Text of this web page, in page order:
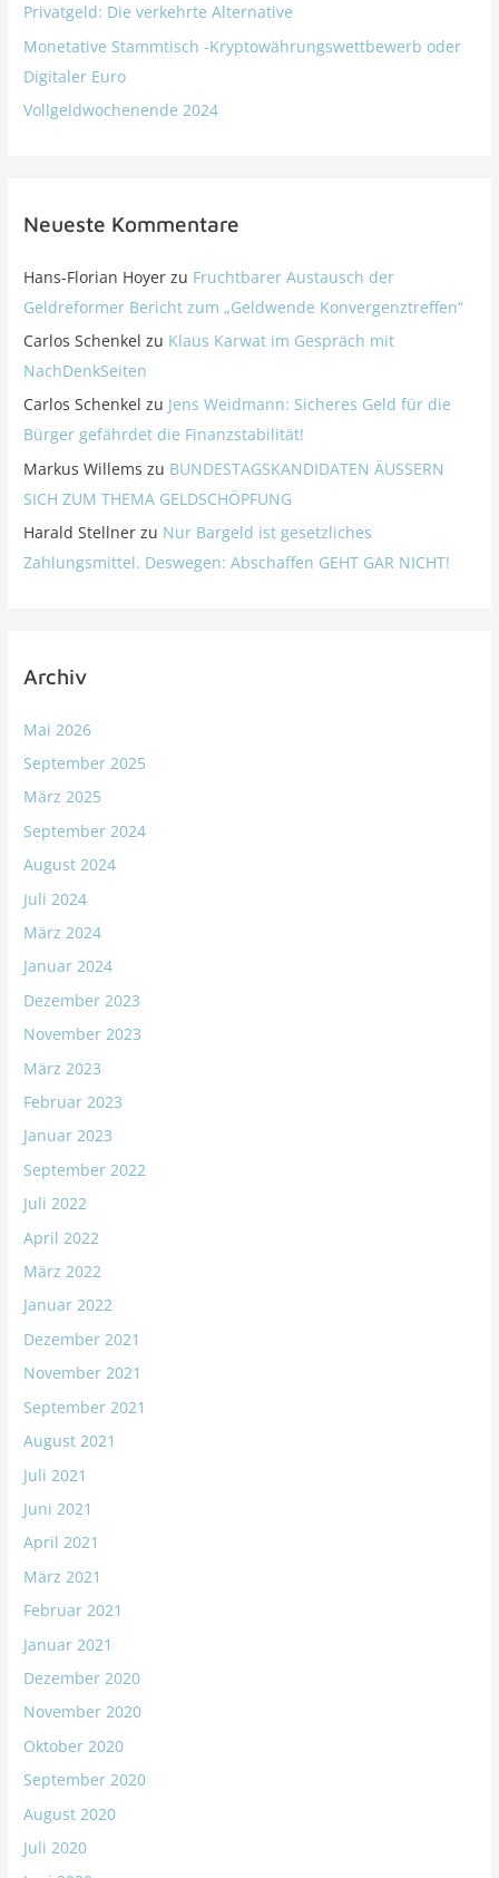
Privatgeld: Die verkehrte Alternative
Monetative Stammtisch -Kryptowährungswettbewerb oder
Digitaler Euro
Vollgeldwochenende 2024
Neueste Kommentare
Hans-Florian Hoyer zu Fruchtbarer Austausch der
Geldreformer Bericht zum „Geldwende Konvergenztreffen“
Carlos Schenkel zu Klaus Karwat im Gespräch mit
NachDenkSeiten
Carlos Schenkel zu Jens Weidmann: Sicheres Geld für die
Bürger gefährdet die Finanzstabilität!
Markus Willems zu BUNDESTAGSKANDIDATEN ÄUSSERN
SICH ZUM THEMA GELDSCHÖPFUNG
Harald Stellner zu Nur Bargeld ist gesetzliches
Zahlungsmittel. Deswegen: Abschaffen GEHT GAR NICHT!
Archiv
Mai 2026
September 2025
März 2025
September 2024
August 2024
Juli 2024
März 2024
Januar 2024
Dezember 2023
November 2023
März 2023
Februar 2023
Januar 2023
September 2022
Juli 2022
April 2022
März 2022
Januar 2022
Dezember 2021
November 2021
September 2021
August 2021
Juli 2021
Juni 2021
April 2021
März 2021
Februar 2021
Januar 2021
Dezember 2020
November 2020
Oktober 2020
September 2020
August 2020
Juli 2020